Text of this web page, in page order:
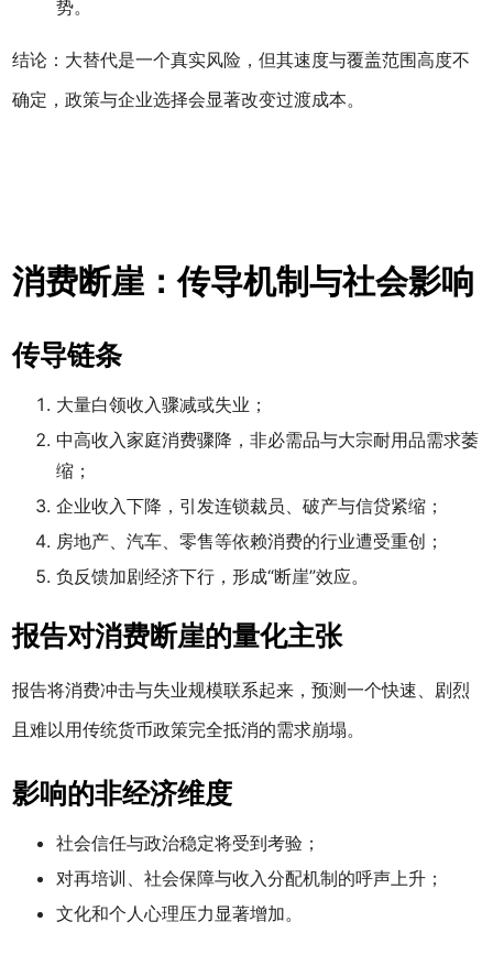
势。
结论：大替代是一个真实风险，但其速度与覆盖范围高度不
确定，政策与企业选择会显著改变过渡成本。
消费断崖：传导机制与社会影响
传导链条
大量白领收入骤减或失业；
中高收入家庭消费骤降，非必需品与大宗耐用品需求萎
缩；
企业收入下降，引发连锁裁员、破产与信贷紧缩；
房地产、汽车、零售等依赖消费的行业遭受重创；
负反馈加剧经济下行，形成“断崖”效应。
报告对消费断崖的量化主张
报告将消费冲击与失业规模联系起来，预测一个快速、剧烈
且难以用传统货币政策完全抵消的需求崩塌。
影响的非经济维度
社会信任与政治稳定将受到考验；
对再培训、社会保障与收入分配机制的呼声上升；
文化和个人心理压力显著增加。